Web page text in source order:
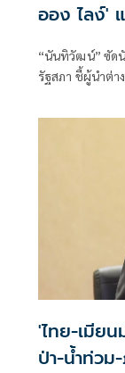
ออง ไลง์'
“นันทิวัฒน์” ซัดนั
รัฐสภา ชี้ผู้นำต่า
เมียนมาตามตะ
'ไทย-เมียน
ป่า-น้ำท่ว